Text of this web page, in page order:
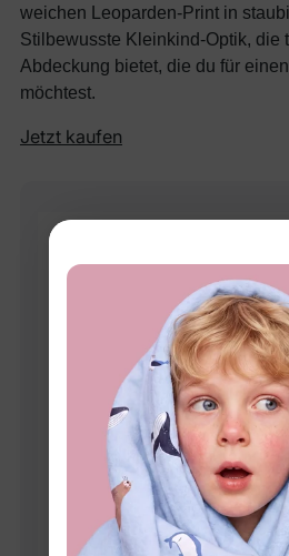
weichen Leoparden-Print in
Stilbewusste Kleinkind-Optik, die
Abdeckung bietet, die du für
möchtest.
Jetzt kaufen